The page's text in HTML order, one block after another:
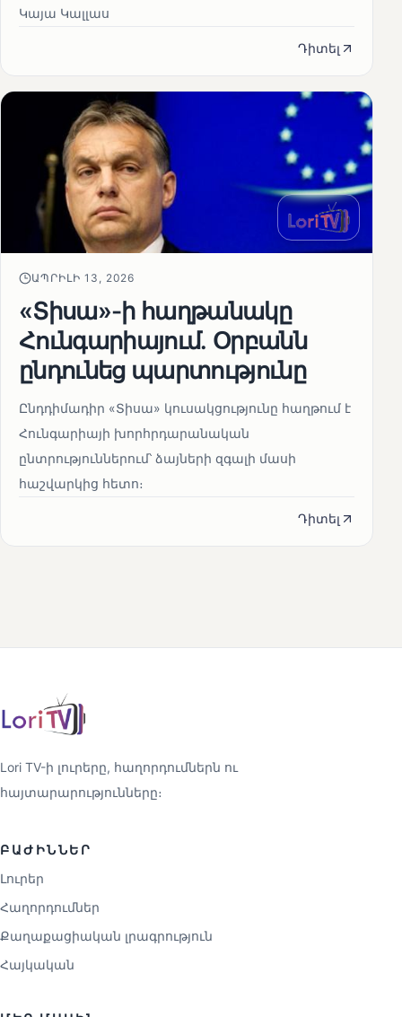
Կայա Կալլաս
Դիտել
ԱՊՐԻԼԻ 13, 2026
«Տիսա»-ի հաղթանակը
Հունգարիայում․ Օրբանն
ընդունեց պարտությունը
Ընդդիմադիր «Տիսա» կուսակցությունը հաղթում է
Հունգարիայի խորհրդարանական
ընտրություններում՝ ձայների զգալի մասի
հաշվարկից հետո։
Դիտել
Lori TV-ի լուրերը, հաղորդումներն ու
հայտարարությունները։
ԲԱԺԻՆՆԵՐ
Լուրեր
Հաղորդումներ
Քաղաքացիական լրագրություն
Հայկական